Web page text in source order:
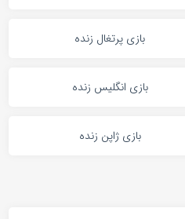
بازی پرتغال زنده
بازی انگلیس زنده
بازی ژاپن زنده